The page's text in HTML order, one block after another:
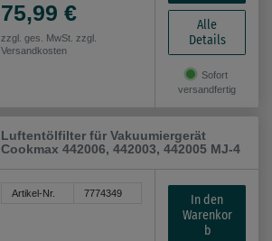
75,99 €
zzgl. ges. MwSt. zzgl.
Versandkosten
Alle
Details
Sofort
versandfertig
Luftentölfilter für Vakuumiergerät
Cookmax 442006, 442003, 442005 MJ-4
Artikel-Nr. 7774349
In den
Warenkor
b